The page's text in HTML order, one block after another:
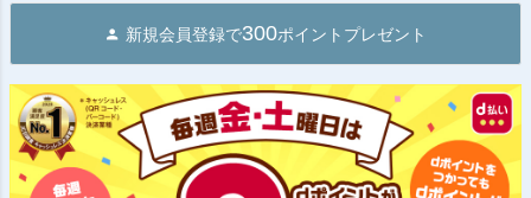
新規会員登録で300ポイントプレゼント